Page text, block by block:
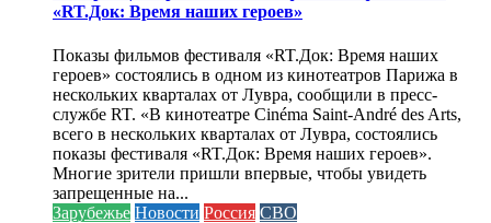
«RT.Док: Время наших героев»
Показы фильмов фестиваля «RT.Док: Время наших
героев» состоялись в одном из кинотеатров Парижа в
нескольких кварталах от Лувра, сообщили в пресс-
службе RT. «В кинотеатре Cinéma Saint-André des Arts,
всего в нескольких кварталах от Лувра, состоялись
показы фестиваля «RT.Док: Время наших героев».
Многие зрители пришли впервые, чтобы увидеть
запрещенные на...
Зарубежье Новости Россия СВО